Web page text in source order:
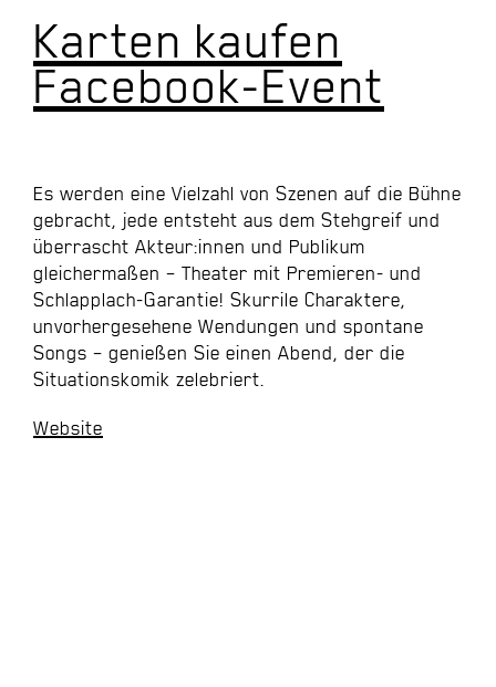
Karten kaufen
Facebook-Event
Es werden eine Vielzahl von Szenen auf die Bühne
gebracht, jede entsteht aus dem Stehgreif und
überrascht Akteur:innen und Publikum
gleichermaßen – Theater mit Premieren- und
Schlapplach-Garantie! Skurrile Charaktere,
unvorhergesehene Wendungen und spontane
Songs – genießen Sie einen Abend, der die
Situationskomik zelebriert.
Website